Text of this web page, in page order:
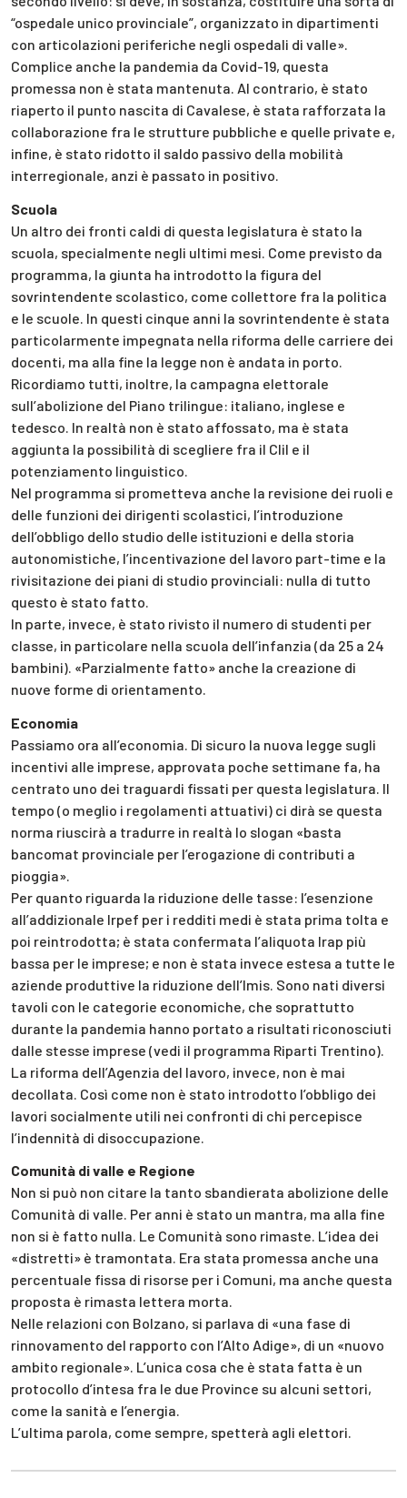
“ospedale unico provinciale”, organizzato in dipartimenti
con articolazioni periferiche negli ospedali di valle».
Complice anche la pandemia da Covid-19, questa
promessa non è stata mantenuta. Al contrario, è stato
riaperto il punto nascita di Cavalese, è stata rafforzata la
collaborazione fra le strutture pubbliche e quelle private e,
infine, è stato ridotto il saldo passivo della mobilità
interregionale, anzi è passato in positivo.
Scuola
Un altro dei fronti caldi di questa legislatura è stato la
scuola, specialmente negli ultimi mesi. Come previsto da
programma, la giunta ha introdotto la figura del
sovrintendente scolastico, come collettore fra la politica
e le scuole. In questi cinque anni la sovrintendente è stata
particolarmente impegnata nella riforma delle carriere dei
docenti, ma alla fine la legge non è andata in porto.
Ricordiamo tutti, inoltre, la campagna elettorale
sull’abolizione del Piano trilingue: italiano, inglese e
tedesco. In realtà non è stato affossato, ma è stata
aggiunta la possibilità di scegliere fra il Clil e il
potenziamento linguistico.
Nel programma si prometteva anche la revisione dei ruoli e
delle funzioni dei dirigenti scolastici, l’introduzione
dell’obbligo dello studio delle istituzioni e della storia
autonomistiche, l’incentivazione del lavoro part-time e la
rivisitazione dei piani di studio provinciali: nulla di tutto
questo è stato fatto.
In parte, invece, è stato rivisto il numero di studenti per
classe, in particolare nella scuola dell’infanzia (da 25 a 24
bambini). «Parzialmente fatto» anche la creazione di
nuove forme di orientamento.
Economia
Passiamo ora all’economia. Di sicuro la nuova legge sugli
incentivi alle imprese, approvata poche settimane fa, ha
centrato uno dei traguardi fissati per questa legislatura. Il
tempo (o meglio i regolamenti attuativi) ci dirà se questa
norma riuscirà a tradurre in realtà lo slogan «basta
bancomat provinciale per l’erogazione di contributi a
pioggia».
Per quanto riguarda la riduzione delle tasse: l’esenzione
all’addizionale Irpef per i redditi medi è stata prima tolta e
poi reintrodotta; è stata confermata l’aliquota Irap più
bassa per le imprese; e non è stata invece estesa a tutte le
aziende produttive la riduzione dell’Imis. Sono nati diversi
tavoli con le categorie economiche, che soprattutto
durante la pandemia hanno portato a risultati riconosciuti
dalle stesse imprese (vedi il programma Riparti Trentino).
La riforma dell’Agenzia del lavoro, invece, non è mai
decollata. Così come non è stato introdotto l’obbligo dei
lavori socialmente utili nei confronti di chi percepisce
l’indennità di disoccupazione.
Comunità di valle e Regione
Non si può non citare la tanto sbandierata abolizione delle
Comunità di valle. Per anni è stato un mantra, ma alla fine
non si è fatto nulla. Le Comunità sono rimaste. L’idea dei
«distretti» è tramontata. Era stata promessa anche una
percentuale fissa di risorse per i Comuni, ma anche questa
proposta è rimasta lettera morta.
Nelle relazioni con Bolzano, si parlava di «una fase di
rinnovamento del rapporto con l’Alto Adige», di un «nuovo
ambito regionale». L’unica cosa che è stata fatta è un
protocollo d’intesa fra le due Province su alcuni settori,
come la sanità e l’energia.
L’ultima parola, come sempre, spetterà agli elettori.